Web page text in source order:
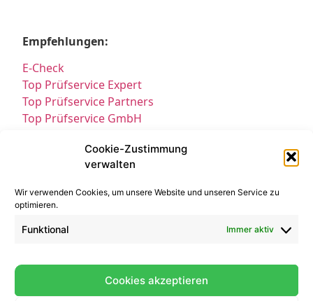
Cookie-Zustimmung
verwalten
Wir verwenden Cookies, um unsere Website und unseren Service zu
optimieren.
Funktional Immer aktiv
Cookies akzeptieren
Empfehlungen:
E-Check
Top Prüfservice Expert
Top Prüfservice Partners
Top Prüfservice GmbH
Sicherheitsprüfungen Partners
Sicherheitsprüfungen Expert
Prüfung E-Check Expert
Prüfung elektrischer Anlagen